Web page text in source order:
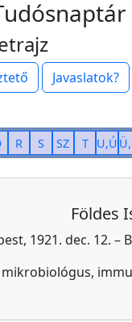
Javaslatok?
R S SZ T U,Ú
Földes
1921. dec. 12. –
mikrobiológus,